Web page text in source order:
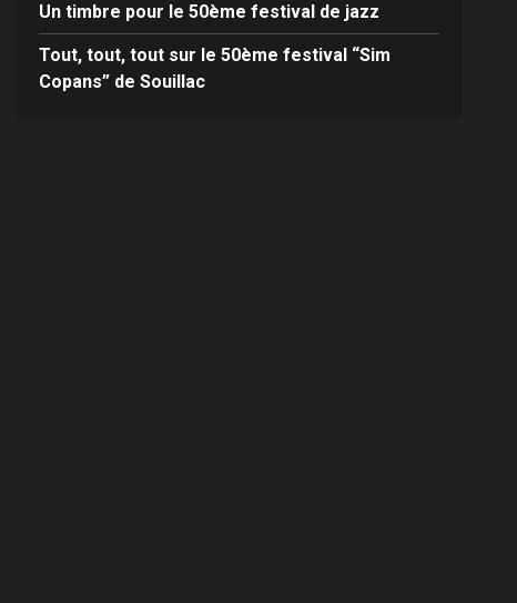
Un timbre pour le 50ème festival de jazz
Tout, tout, tout sur le 50ème festival “Sim
Copans” de Souillac